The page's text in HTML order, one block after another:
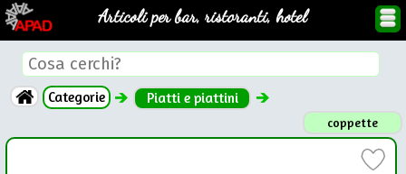
Articoli per bar, ristoranti, hotel
Categorie Piatti e piattini
coppette